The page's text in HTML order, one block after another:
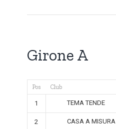
Girone A
Pos Club
1 TEMA TENDE
2 CASA A MISURA